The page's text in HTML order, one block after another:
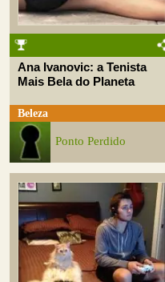
Ana Ivanovic: a Tenista
Mais Bela do Planeta
Beleza
Ponto Perdido